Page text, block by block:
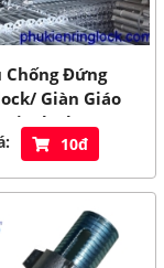
Chống Đứng
Giàn Giáo
Ringlock
10đ